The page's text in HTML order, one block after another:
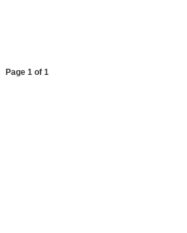
Page 1 of 1